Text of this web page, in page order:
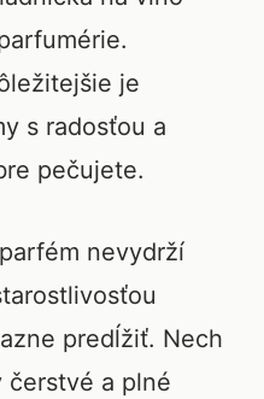
je
s radosťou a
pečujete.
nevydrží
predĺžiť. Nech
čerstvé a plné